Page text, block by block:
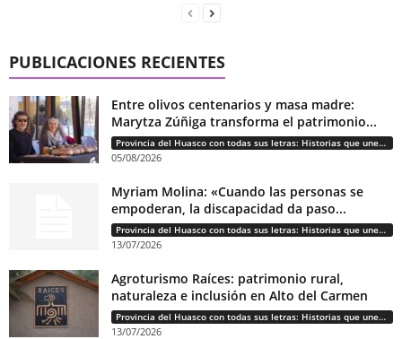
PUBLICACIONES RECIENTES
Entre olivos centenarios y masa madre:
Marytza Zúñiga transforma el patrimonio...
Provincia del Huasco con todas sus letras: Historias que unen cultura, diversidad e identidad
05/08/2026
Myriam Molina: «Cuando las personas se
empoderan, la discapacidad da paso...
Provincia del Huasco con todas sus letras: Historias que unen cultura, diversidad e identidad
13/07/2026
Agroturismo Raíces: patrimonio rural,
naturaleza e inclusión en Alto del Carmen
Provincia del Huasco con todas sus letras: Historias que unen cultura, diversidad e identidad
13/07/2026